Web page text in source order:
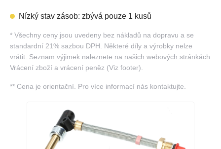
Nízký stav zásob: zbývá pouze 1 kusů
* Všechny ceny jsou uvedeny bez nákladů na dopravu a se
standardní 21% sazbou DPH. Některé díly a výrobky nelze
vrátit. Seznam výjimek naleznete na našich webových stránkách
Vrácení zboží a vrácení peněz (Viz footer).
** Cena je orientační. Pro více informací nás kontaktujte.